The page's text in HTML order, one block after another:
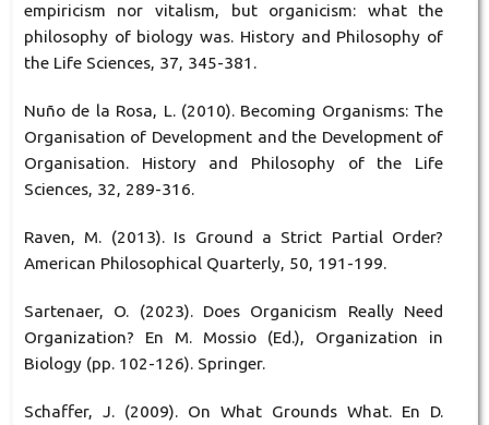
empiricism nor vitalism, but organicism: what the
philosophy of biology was. History and Philosophy of
the Life Sciences, 37, 345-381.
Nuño de la Rosa, L. (2010). Becoming Organisms: The
Organisation of Development and the Development of
Organisation. History and Philosophy of the Life
Sciences, 32, 289-316.
Raven, M. (2013). Is Ground a Strict Partial Order?
American Philosophical Quarterly, 50, 191-199.
Sartenaer, O. (2023). Does Organicism Really Need
Organization? En M. Mossio (Ed.), Organization in
Biology (pp. 102-126). Springer.
Schaffer, J. (2009). On What Grounds What. En D.